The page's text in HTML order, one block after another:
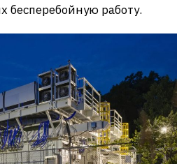
бесперебойную работу.